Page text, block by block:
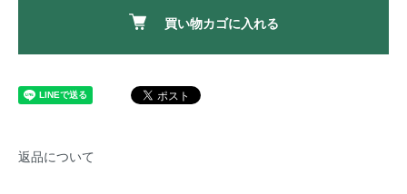
買い物カゴに入れる
返品について